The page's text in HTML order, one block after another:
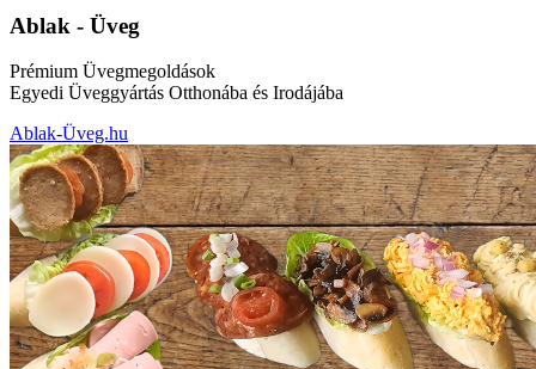
Ablak - Üveg
Prémium Üvegmegoldások
Egyedi Üveggyártás Otthonába és Irodájába
Ablak-Üveg.hu